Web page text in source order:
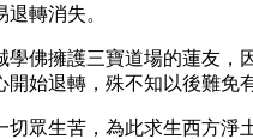
轉消失。
佛擁護三寶道場的蓮友
始退轉，殊不知以後難免
眾生苦，為此求生西方淨